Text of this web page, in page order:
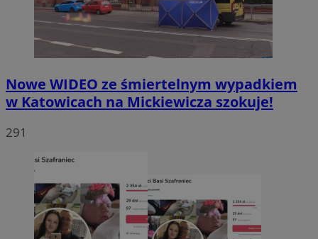
Nowe WIDEO ze śmiertelnym wypadkiem
w Katowicach na Mickiewicza szokuje!
291